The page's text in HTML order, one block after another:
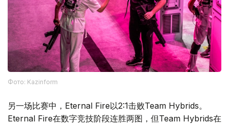
Фото: Kazinform
另一场比赛中，Eternal Fire以2:1击败Team Hybrids。
Eternal Fire在数字竞技阶段连胜两图，但Team Hybrids在